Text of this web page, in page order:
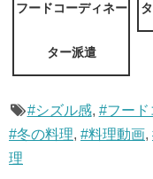
フードコーディネー
ター派遣
#シズル感, #フード
#冬の料理, #料理動画,
理